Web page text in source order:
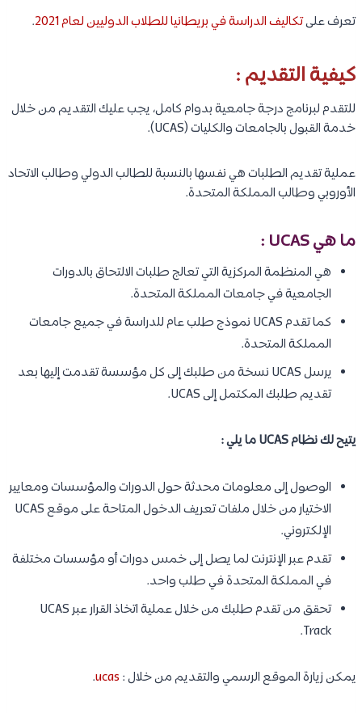
تعرف علىتكاليف الدراسة في بريطانيا للطلاب الدوليين لعام 2021 .
كيفية التقديم :
للتقدم لبرنامج درجة جامعية بدوام كامل، يجب عليك التقديم من خلال
خدمة القبول بالجامعات والكليات (UCAS).
عملية تقديم الطلبات هي نفسها بالنسبة للطالب الدولي وطالب الاتحاد
الأوروبي وطالب المملكة المتحدة.
ما هي UCAS :
هي المنظمة المركزية التي تعالج طلبات الالتحاق بالدورات
الجامعية في جامعات المملكة المتحدة.
كما تقدم UCAS نموذج طلب عام للدراسة في جميع جامعات
المملكة المتحدة.
يرسل UCAS نسخة من طلبك إلى كل مؤسسة تقدمت إليها بعد
تقديم طلبك المكتمل إلى UCAS.
يتيح لك نظام UCAS ما يلي :
الوصول إلى معلومات محدثة حول الدورات والمؤسسات ومعايير
الاختيار من خلال ملفات تعريف الدخول المتاحة على موقع UCAS
الإلكتروني.
تقدم عبر الإنترنت لما يصل إلى خمس دورات أو مؤسسات مختلفة
في المملكة المتحدة في طلب واحد.
تحقق من تقدم طلبك من خلال عملية اتخاذ القرار عبر UCAS
Track.
يمكن زيارة الموقع الرسمي والتقديم من خلال : ucas
.